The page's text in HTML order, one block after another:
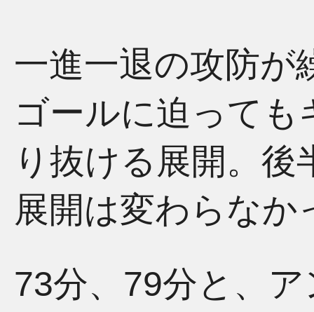
一進一退の攻防が
ゴールに迫って
り抜ける展開。
展開は変わらなか
73分、79分と、